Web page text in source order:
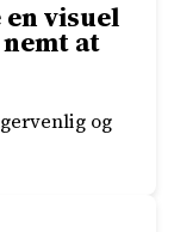
visuel
at
og